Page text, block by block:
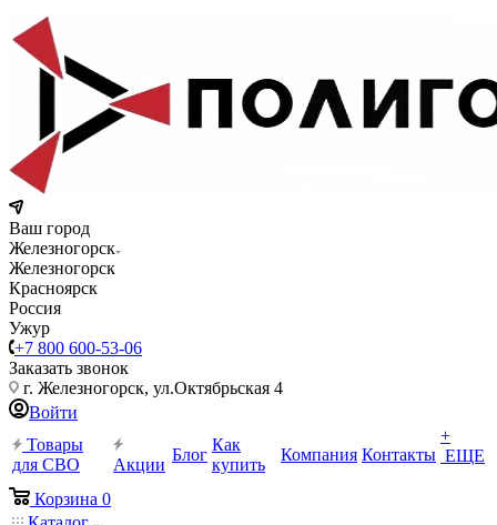
Ваш город
Железногорск
Железногорск
Красноярск
Россия
Ужур
+7 800 600-53-06
Заказать звонок
г. Железногорск, ул.Октябрьская 4
Войти
Товары
для СВО
Акции
Блог
Как
купить
Компания Контакты
+
ЕЩЕ
Корзина 0